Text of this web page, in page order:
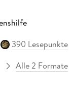
390 Lesepunkte
Alle 2 Formate